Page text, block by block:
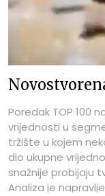
Poredak TOP 100
vrijednosti u
tržište u kojem
dio ukupne
snažnije probijaju
Analiza je